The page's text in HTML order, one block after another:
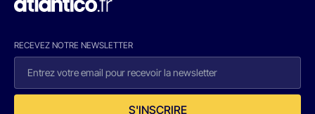
RECEVEZ NOTRE NEWSLETTER
S'INSCRIRE